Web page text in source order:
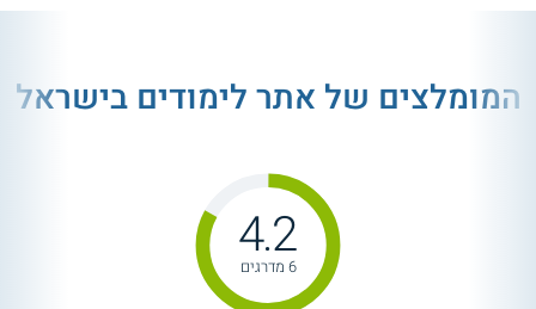
המומלצים של אתר לימודים בישראל
4.2
6 מדרגים